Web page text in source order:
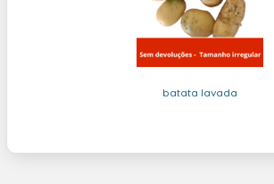
batata lavada